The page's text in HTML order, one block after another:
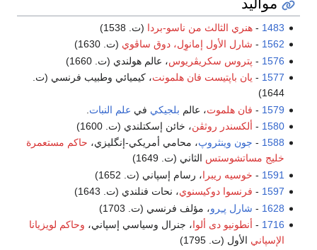
1483
-هنري الثالث من ناسو-بردا (ت. 1538)
1562
- شارل الأول إمانوِل، دوق ساڤوي (ت. 1630)
1576
- پتروس سكريڤريوس، عالم هولندي (ت. 1660)
1577
- يان باپتيست فان هلمونت، كيميائي وطبيب فرنسي (ت.
1644)
1579
- فان هلموت، عالم بلجيكي في علم النبات
1580
- ألكسندر روثڤن، خائن إسكتلندي (ت. 1600)
1588
- جون وينثروپ، محامي أمريكي-إنگليزي، حاكم مستعمرة
خليج مساتشوستس الثاني (ت. 1649)
1591
- خوسيه ريبرا، رسام إسپاني (ت. 1652)
1597
- فرنسوا دوكيسنوي، نحات فنلندي (ت. 1643)
1628
- شارل پـِرو، مؤلف فرنسي (ت. 1703)
1716
- أنطونيو دى ألوا، جنرال وسياسي إسپاني، وحاكم لويزيانا
الإسپاني الأول (ت. 1795)